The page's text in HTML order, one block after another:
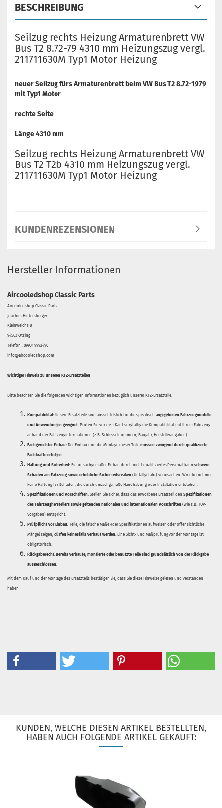
BESCHREIBUNG
Seilzug rechts Heizung Armaturenbrett VW
Bus T2 8.72-79 4310 mm Heizungszug vergl.
211711630M Typ1 Motor Heizung
neuer Seilzug fürs Armaturenbrett beim VW Bus T2 8.72-1979
mit Typ1 Motor
rechte Seite
Länge 4310 mm
Seilzug rechts Heizung Armaturenbrett VW
Bus T2 T2b 4310 mm Heizungszug vergl.
211711630M Typ1 Motor Heizung
KUNDENREZENSIONEN
Hersteller Informationen
Aircooledshop Classic Parts
Aircooledshop Classic Parts
Joachim Hintersberger
Kleinweichs 8
94563 Otzing
Telefon : 09931 9992490
info@aircooledshop.com
Wichtiger Hinweis zu unseren KFZ-Ersatzteilen
Bitte beachten Sie die folgenden wichtigen Informationen bezüglich unserer KFZ-Ersatzteile:
Kompatibilität: Unsere Ersatzteile sind ausschließlich für die spezifisch angegebenen Fahrzeugmodelle
und Anwendungen geeignet. Prüfen Sie vor dem Kauf sorgfältig die Kompatibilität mit Ihrem Fahrzeug
anhand der Fahrzeuginformationen (z.B. Schlüsselnummern, Baujahr, Herstellerangaben).
Fachgerechter Einbau: Der Einbau und die Montage dieser Teile müssen zwingend durch qualifizierte
Fachkräfte erfolgen.
Haftung und Sicherheit: Ein unsachgemäßer Einbau durch nicht qualifiziertes Personal kann schwere
Schäden am Fahrzeug sowie erhebliche Sicherheitsrisiken (Unfallgefahr) verursachen. Wir übernehmen
keine Haftung für Schäden, die durch unsachgemäße Handhabung oder Installation entstehen.
Spezifikationen und Vorschriften: Stellen Sie sicher, dass das erworbene Ersatzteil den Spezifikationen
des Fahrzeugherstellers sowie geltenden nationalen und internationalen Vorschriften (wie z.B. TÜV-
Vorgaben) entspricht.
Prüfpflicht vor Einbau: Teile, die falsche Maße oder Spezifikationen aufweisen oder offensichtliche
Mängel zeigen, dürfen keinesfalls verbaut werden. Eine Sicht- und Maßprüfung vor der Montage ist
obligatorisch.
Rückgaberecht: Bereits verbaute, montierte oder benutzte Teile sind grundsätzlich von der Rückgabe
ausgeschlossen.
Mit dem Kauf und der Montage des Ersatzteils bestätigen Sie, dass Sie diese Hinweise gelesen und verstanden
haben
KUNDEN, WELCHE DIESEN ARTIKEL BESTELLTEN,
HABEN AUCH FOLGENDE ARTIKEL GEKAUFT: